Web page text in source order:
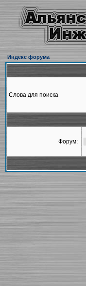
Индекс форума
Слова для поиска
Форум: